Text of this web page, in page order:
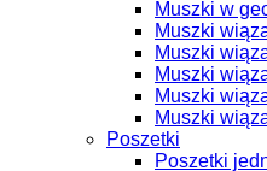
Muszki w
Muszki
Muszki
Muszki
Muszki
Muszki
Poszetki
Poszetki